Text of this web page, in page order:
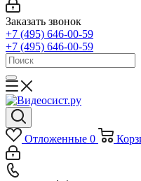
Заказать звонок
+7 (495) 646-00-59
+7 (495) 646-00-59
Отложенные 0